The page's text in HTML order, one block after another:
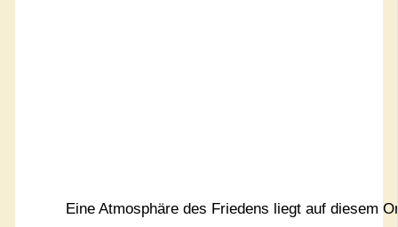
Eine Atmosphäre des Friedens liegt auf diesem